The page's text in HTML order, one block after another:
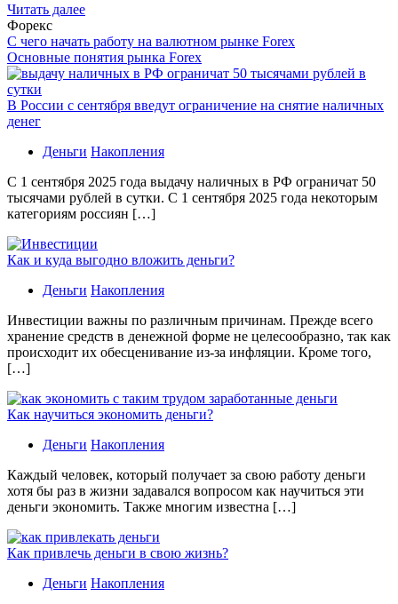
Читать далее
Форекс
С чего начать работу на валютном рынке Forex
Основные понятия рынка Forex
В России с сентября введут ограничение на снятие наличных
денег
Деньги Накопления
С 1 сентября 2025 года выдачу наличных в РФ ограничат 50
тысячами рублей в сутки. С 1 сентября 2025 года некоторым
категориям россиян […]
Как и куда выгодно вложить деньги?
Деньги Накопления
Инвестиции важны по различным причинам. Прежде всего
хранение средств в денежной форме не целесообразно, так как
происходит их обесценивание из-за инфляции. Кроме того,
[…]
Как научиться экономить деньги?
Деньги Накопления
Каждый человек, который получает за свою работу деньги
хотя бы раз в жизни задавался вопросом как научиться эти
деньги экономить. Также многим известна […]
Как привлечь деньги в свою жизнь?
Деньги Накопления